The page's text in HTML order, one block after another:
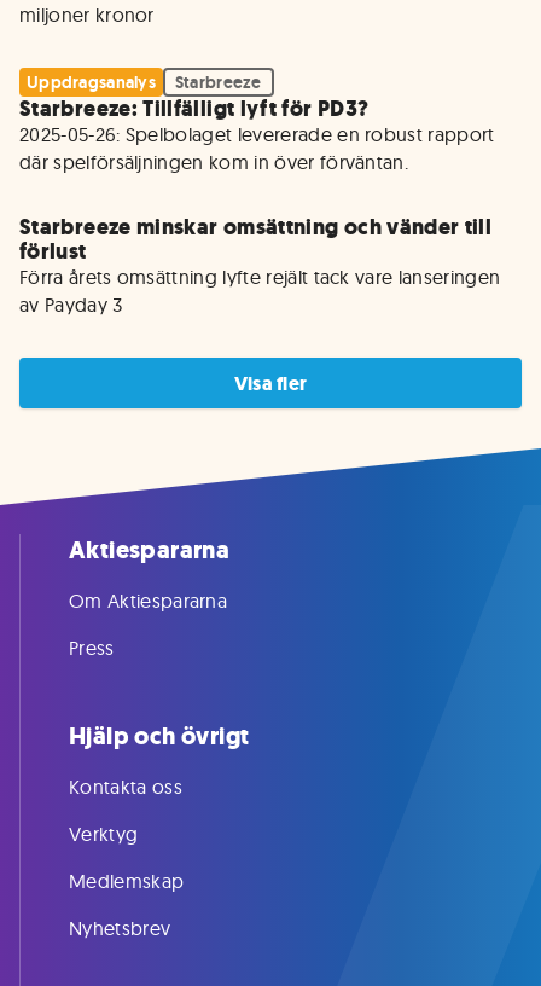
Uppdragsanalys Starbreeze
Starbreeze: Tillfälligt lyft för PD3?
2025-05-26: Spelbolaget levererade en robust rapport
där spelförsäljningen kom in över förväntan.
Starbreeze minskar omsättning och vänder till
förlust
Förra årets omsättning lyfte rejält tack vare lanseringen
av Payday 3
Visa fler
Aktiespararna
Om Aktiespararna
Press
Hjälp och övrigt
Kontakta oss
Verktyg
Medlemskap
Nyhetsbrev